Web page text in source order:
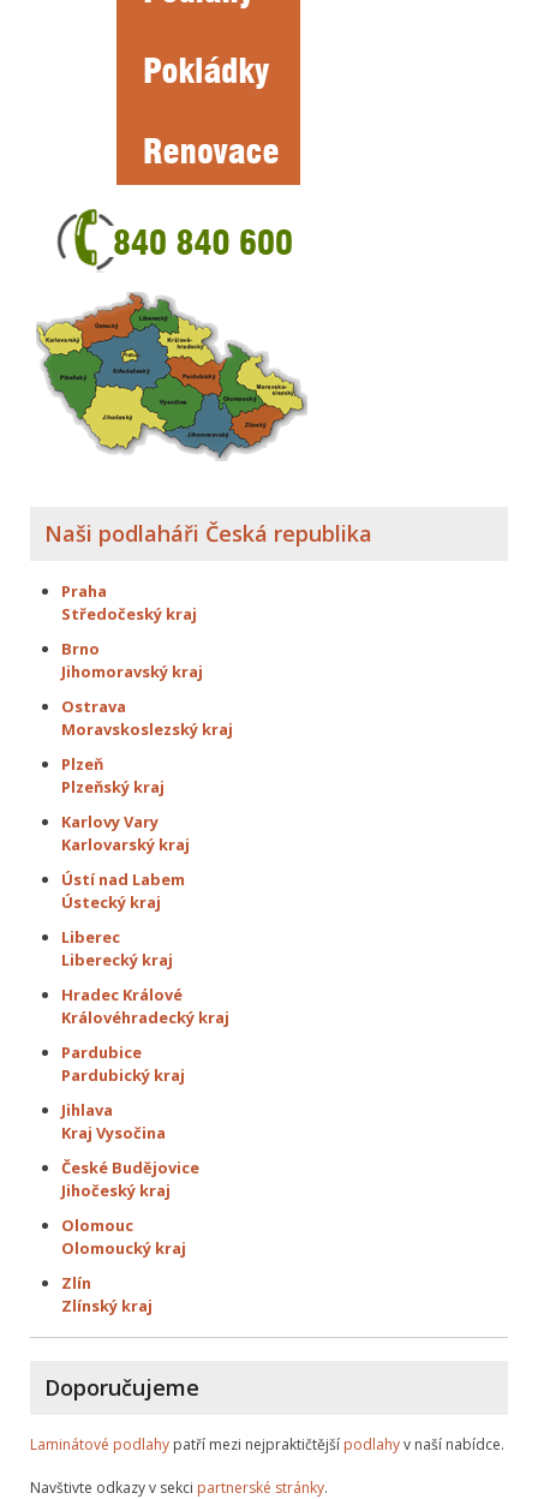
Naši podlaháři Česká republika
Praha
Středočeský kraj
Brno
Jihomoravský kraj
Ostrava
Moravskoslezský kraj
Plzeň
Plzeňský kraj
Karlovy Vary
Karlovarský kraj
Ústí nad Labem
Ústecký kraj
Liberec
Liberecký kraj
Hradec Králové
Královéhradecký kraj
Pardubice
Pardubický kraj
Jihlava
Kraj Vysočina
České Budějovice
Jihočeský kraj
Olomouc
Olomoucký kraj
Zlín
Zlínský kraj
Doporučujeme
Laminátové podlahy patří mezi nejpraktičtější podlahyv naší nabídce.
Navštivte odkazy v sekci partnerské stránky.